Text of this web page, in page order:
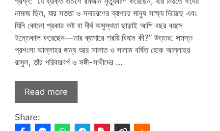
নামাজ ছিল, যার সততা ও সদাচরণের ব্যাপারে মানুষ সাক্ষ্য দিয়েছে এবং
যিনি কোনো প্রকার কষ্ট বা দীর্ঘ অসুস্থতা ছাড়াই আশি বছর বয়সে
ইন্তেকাল করেছেন—তার ব্যাপারে শরয়ি বিধান কী?” উত্তর: সমস্ত
প্রশংসা আল্লাহর জন্য আর সালাত ও সালাম বর্ষিত হোক আল্লাহর
রাসুল, তাঁর পরিবারবর্গ ও সঙ্গী-সাথীদের …
Read more
Share: